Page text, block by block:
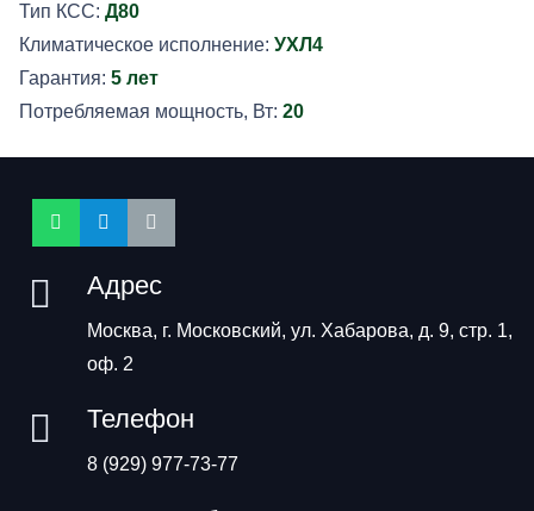
Тип КСС: Д80
Климатическое исполнение: УХЛ4
Гарантия: 5 лет
Потребляемая мощность, Вт: 20
Адрес
Москва, г. Московский, ул. Хабарова, д. 9, стр. 1,
оф. 2
Телефон
8 (929) 977-73-77